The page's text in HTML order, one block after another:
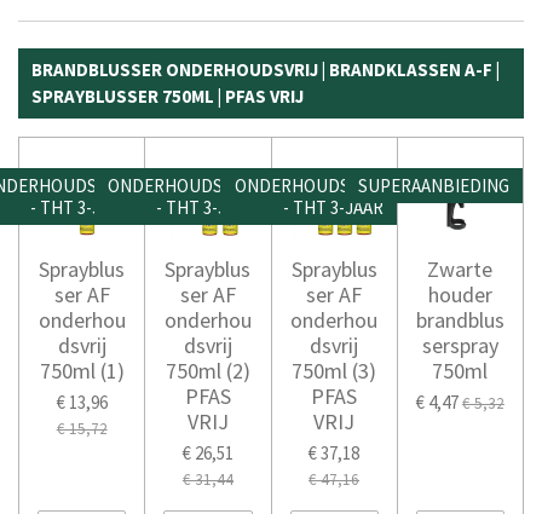
BRANDBLUSSER ONDERHOUDSVRIJ | BRANDKLASSEN A-F |
SPRAYBLUSSER 750ML | PFAS VRIJ
- THT 3-JAAR
Sprayblus
ser AF
onderhou
dsvrij
750ml (1)
€ 13,96
€ 15,72
ONDERHOUDSVRIJ
- THT 3-JAAR
Sprayblus
ser AF
onderhou
dsvrij
750ml (2)
PFAS
VRIJ
€ 26,51
€ 31,44
ONDERHOUDSVRIJ
- THT 3-JAAR
Sprayblus
ser AF
onderhou
dsvrij
750ml (3)
PFAS
VRIJ
€ 37,18
€ 47,16
SUPERAANBIEDING
Zwarte
houder
brandblus
serspray
750ml
€ 4,47€ 5,32